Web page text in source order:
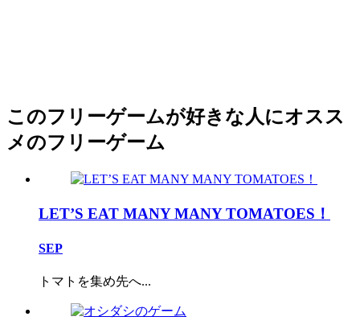
このフリーゲームが好きな人にオスス
メのフリーゲーム
LET’S EAT MANY MANY TOMATOES！
SEP
トマトを集め先へ...